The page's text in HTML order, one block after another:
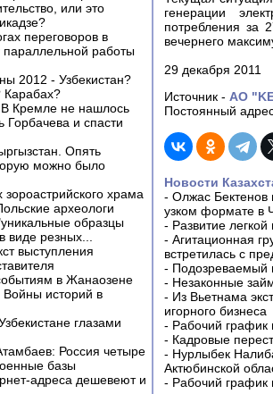
или это
переговоров в
работы
2012 - Узбекистан?
Карабах?
В Кремле не нашлось
Горбачева и спасти
Опять
можно было
зороастрийского храма
археологи
образцы
виде резных...
выступления
в Жанаозене
историй в
глазами
Россия четыре
базы
адреса дешевеют и
генерации
потребления за
вечернего
29 декабря 2011
Источник - АO
Постоянный
Новости
- Олжас Бектенов
узком формате в
- Развитие
- Агитационная
встретилась с
- Подозреваемый
- Незаконные
- Из Вьетнама
игорного бизнеса
- Рабочий график
- Кадровые
- Нурлыбек
Актюбинской
- Рабочий график